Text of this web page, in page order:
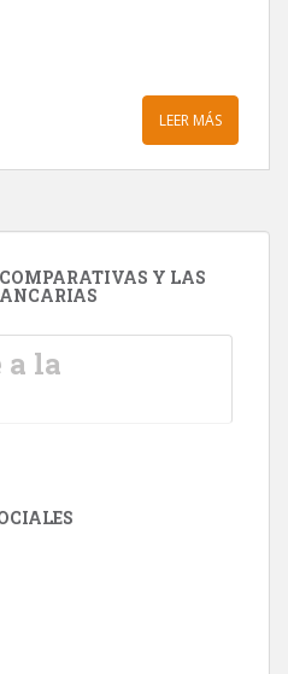
LEER MÁS
Y LAS
a la